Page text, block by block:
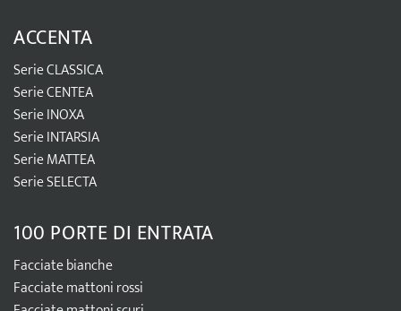
ACCENTA
Serie CLASSICA
Serie CENTEA
Serie INOXA
Serie INTARSIA
Serie MATTEA
Serie SELECTA
100 PORTE DI ENTRATA
Facciate bianche
Facciate mattoni rossi